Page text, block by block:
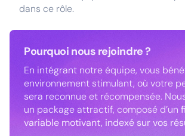
dans ce rôle.
Pourquoi nous rejoindre ?
En intégrant notre équipe, vous
environnement stimulant, où votre
sera reconnue et récompensée.
un package attractif, composé d’un
variable motivant, indexé sur vos